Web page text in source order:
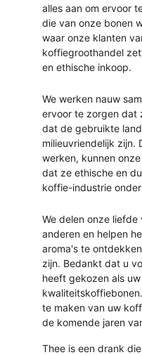
alles aan om ervoor
die van onze bonen
waar onze klanten
koffiegroothandel
en ethische inkoop.
We werken nauw
ervoor te zorgen dat
dat de gebruikte
milieuvriendelijk zijn.
werken, kunnen
dat ze ethische en
koffie-industrie
We delen onze
anderen en helpen
aroma's te
zijn. Bedankt dat u
heeft gekozen als
te maken van uw
de komende jaren
Thee is een drank